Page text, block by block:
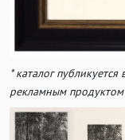
* каталог
рекламным продуктом